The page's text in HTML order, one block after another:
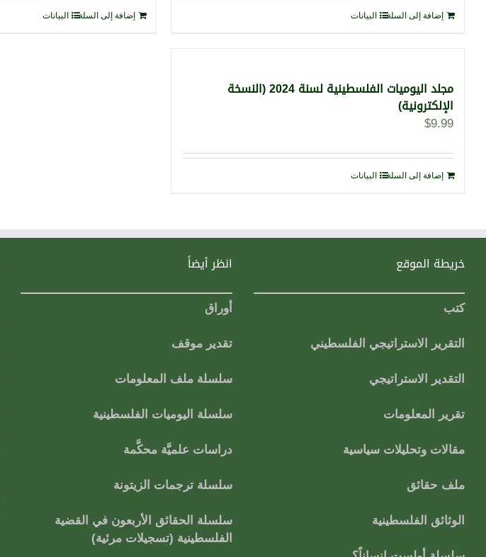
إضافة إلى السلة البيانات إضافة إلى السلة البيانات
مجلد اليوميات الفلسطينية لسنة 2024 (النسخة
الإلكترونية)
$9.99
إضافة إلى السلة البيانات
خريطة الموقع
كتب
التقرير الاستراتيجي الفلسطيني
التقدير الاستراتيجي
تقرير المعلومات
مقالات وتحليلات سياسية
ملف حقائق
الوثائق الفلسطينية
انظر أيضاً
أوراق
تقدير موقف
سلسلة ملف المعلومات
سلسلة اليوميات الفلسطينية
دراسات علميَّة محكَّمة
سلسلة ترجمات الزيتونة
سلسلة الحقائق الأربعون في القضية
الفلسطينية (تسجيلات مرئية)